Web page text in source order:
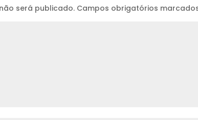
será publicado. Campos obrigatórios